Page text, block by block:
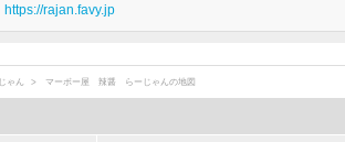
https://rajan.favy.jp
ゃん マーボー屋 辣醤 らーじゃんの地図